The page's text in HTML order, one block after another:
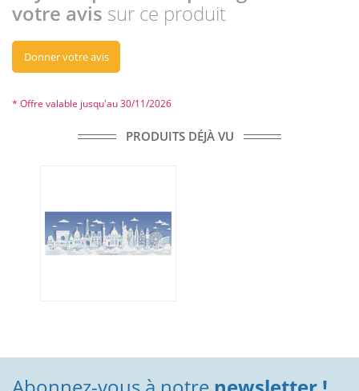
votre avis sur ce produit
Donner votre avis
* Offre valable jusqu'au 30/11/2026
PRODUITS DÉJÀ VU